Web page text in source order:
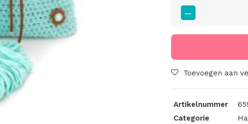
Leren
Tas
40cm
MintToevoegen aan
Artikelnummer
Categorie